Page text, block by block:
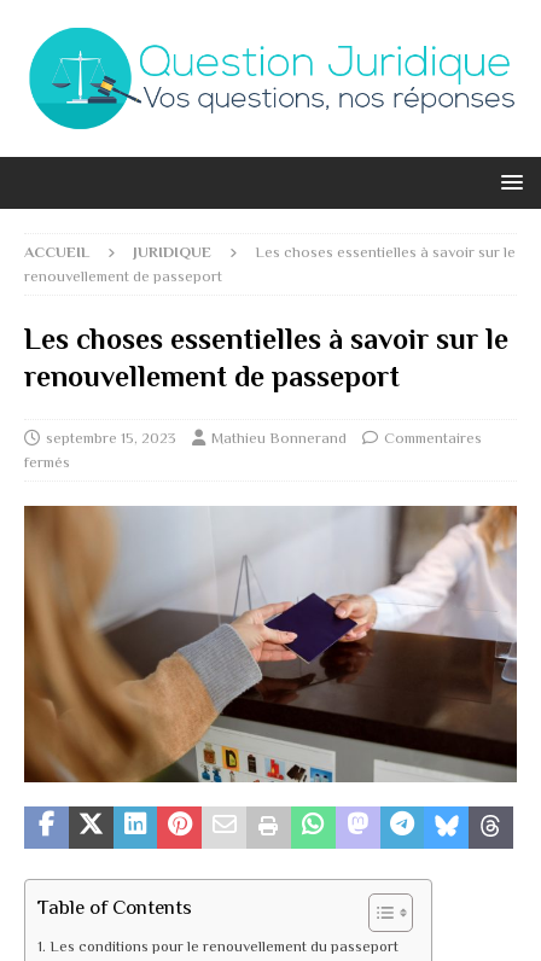
ACCUEIL JURIDIQUE
Les choses essentielles à savoir sur le
renouvellement de passeport
Les choses essentielles à savoir sur le
renouvellement de passeport
septembre 15, 2023 Mathieu Bonnerand
Commentaires
fermés
Table of Contents
Les conditions pour le renouvellement du passeport